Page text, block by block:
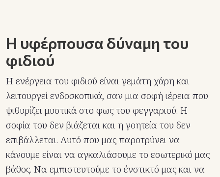
Η υφέρπουσα δύναμη του
φιδιού
Η ενέργεια του φιδιού είναι γεμάτη χάρη και
λειτουργεί ενδοσκοπικά, σαν μια σοφή ιέρεια που
ψιθυρίζει μυστικά στο φως του φεγγαριού. Η
σοφία του δεν βιάζεται και η γοητεία του δεν
επιβάλλεται. Αυτό που μας παροτρύνει να
κάνουμε είναι να αγκαλιάσουμε το εσωτερικό μας
βάθος. Να εμπιστευτούμε το ένστικτό μας και να